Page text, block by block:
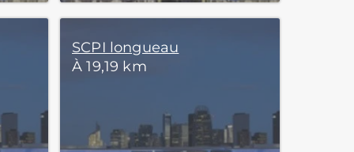
SCPI longueau
À 19,19 km